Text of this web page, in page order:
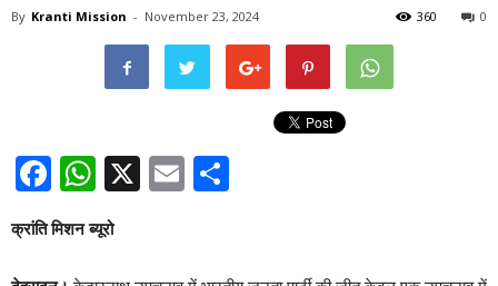
By Kranti Mission - November 23, 2024 0
360
Facebook
WhatsApp
X Email
क्रांति मिशन ब्यूरो